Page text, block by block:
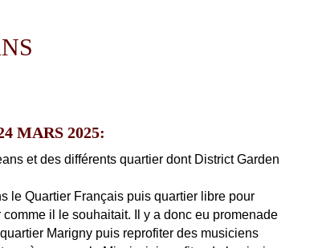
MARS 2025:
et des différents quartier dont District Garden
le Quartier Français puis quartier libre pour
il le souhaitait. Il y a donc eu promenade
Marigny puis reprofiter des musiciens